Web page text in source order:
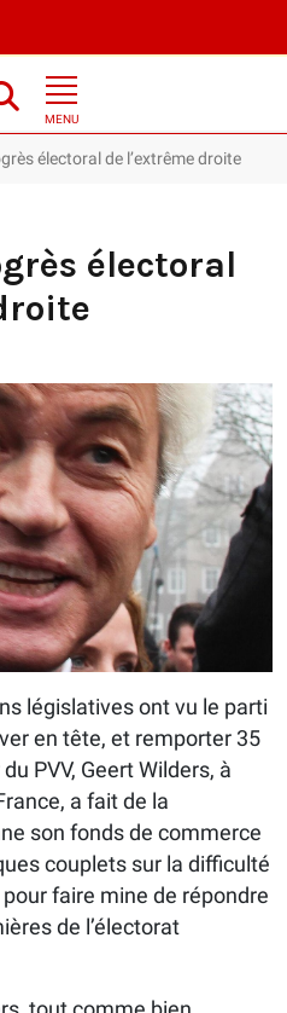
MENU
électoral de l’extrême droite
électoral
législatives ont vu le parti
en tête, et remporter 35
PVV, Geert Wilders, à
a fait de la
son fonds de commerce
couplets sur la difficulté
faire mine de répondre
de l’électorat